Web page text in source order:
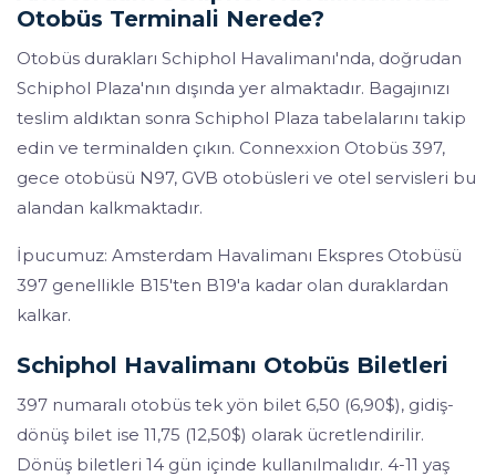
Otobüs Terminali Nerede?
Otobüs durakları Schiphol Havalimanı'nda, doğrudan
Schiphol Plaza'nın dışında yer almaktadır. Bagajınızı
teslim aldıktan sonra Schiphol Plaza tabelalarını takip
edin ve terminalden çıkın. Connexxion Otobüs 397,
gece otobüsü N97, GVB otobüsleri ve otel servisleri bu
alandan kalkmaktadır.
İpucumuz: Amsterdam Havalimanı Ekspres Otobüsü
397 genellikle B15'ten B19'a kadar olan duraklardan
kalkar.
Schiphol Havalimanı Otobüs Biletleri
397 numaralı otobüs tek yön bilet 6,50 (6,90$), gidiş-
dönüş bilet ise 11,75 (12,50$) olarak ücretlendirilir.
Dönüş biletleri 14 gün içinde kullanılmalıdır. 4-11 yaş